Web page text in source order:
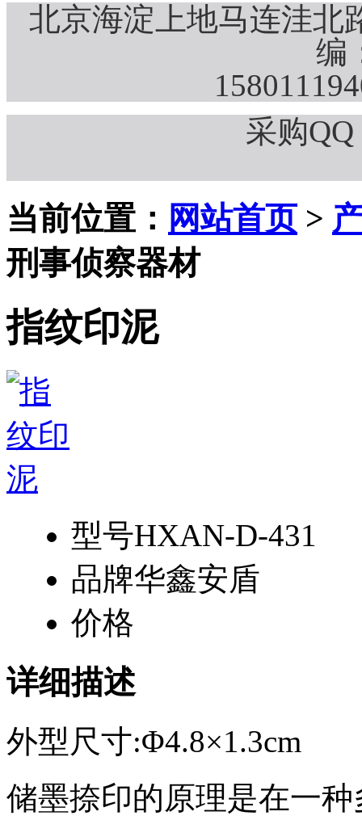
北京海淀上地马连洼北
编
采购QQ
当前位置： 网站首页>
刑事侦察器材
指纹印泥
型号HXAN-D-431
品牌华鑫安盾
价格
详细描述
外型尺寸:Φ4.8×1.3cm
储墨捺印的原理是在一